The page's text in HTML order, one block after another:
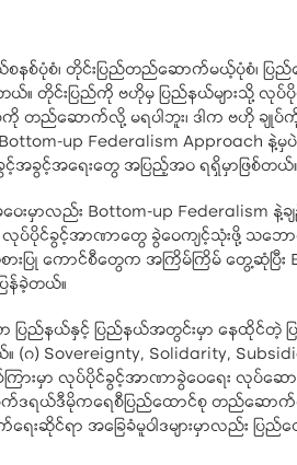
စံ၊ တိုင်းပြည်တည်ဆောက်မယ့်ပုံစံ၊ ပြည်
။ တိုင်းပြည်ကို ဗဟိုမှ ပြည်နယ်များသို့ လုပ်
တည်ဆောက်လို့ မရပါဘူး၊ ဒါက ဗဟို ချုပ်
up Federalism Approach နဲ့မှပဲ
ခွင့်အခွင့်အရေးတွေ အပြည့်အဝ ရရှိမှာဖြစ်တယ်
လည်း Bottom-up Federalism နဲ့ချ
လုပ်ပိုင်ခွင့်အာဏာတွေ ခွဲဝေကျင့်သုံးဖို့ သဘောတူ
ပြု ကောင်စီတွေက အကြိမ်ကြိမ် တွေ့ဆုံပြီး
န်ခဲ့တယ်။
ပြည်နယ်နှင့် ပြည်နယ်အတွင်းမှာ နေထိုင်တဲ့ ပ
(ဂ) Sovereignty, Solidarity,
ြားမှာ လုပ်ပိုင်ခွင့်အာဏာခွဲဝေရေး လုပ်ဆေ
ဖက်ဒရယ်ဒီမိုကရေစီပြည်ထောင်စု တည်ဆော
းဆိုင်ရာ အခြေခံမူဝါဒများမှာလည်း ပြည်